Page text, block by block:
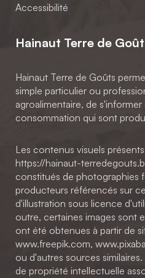
Accessibilité
Hainaut Terre de
Hainaut Terre de Goûts
simple particulier ou
agroalimentaire, de
consommation qui sont
Les contenus visuels
https://hainaut-
constitués de photographies
producteurs référencés sur
d'illustration sous licence
outre, certaines images sont
ont été obtenues à partir de
www.freepik.com,
ou d'autres sources
de propriété intellectuelle